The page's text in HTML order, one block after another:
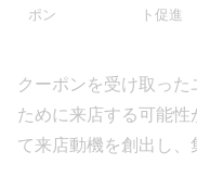
ポン
ト促進
クーポンを受け取っ
ために来店する可能
て来店動機を創出し、